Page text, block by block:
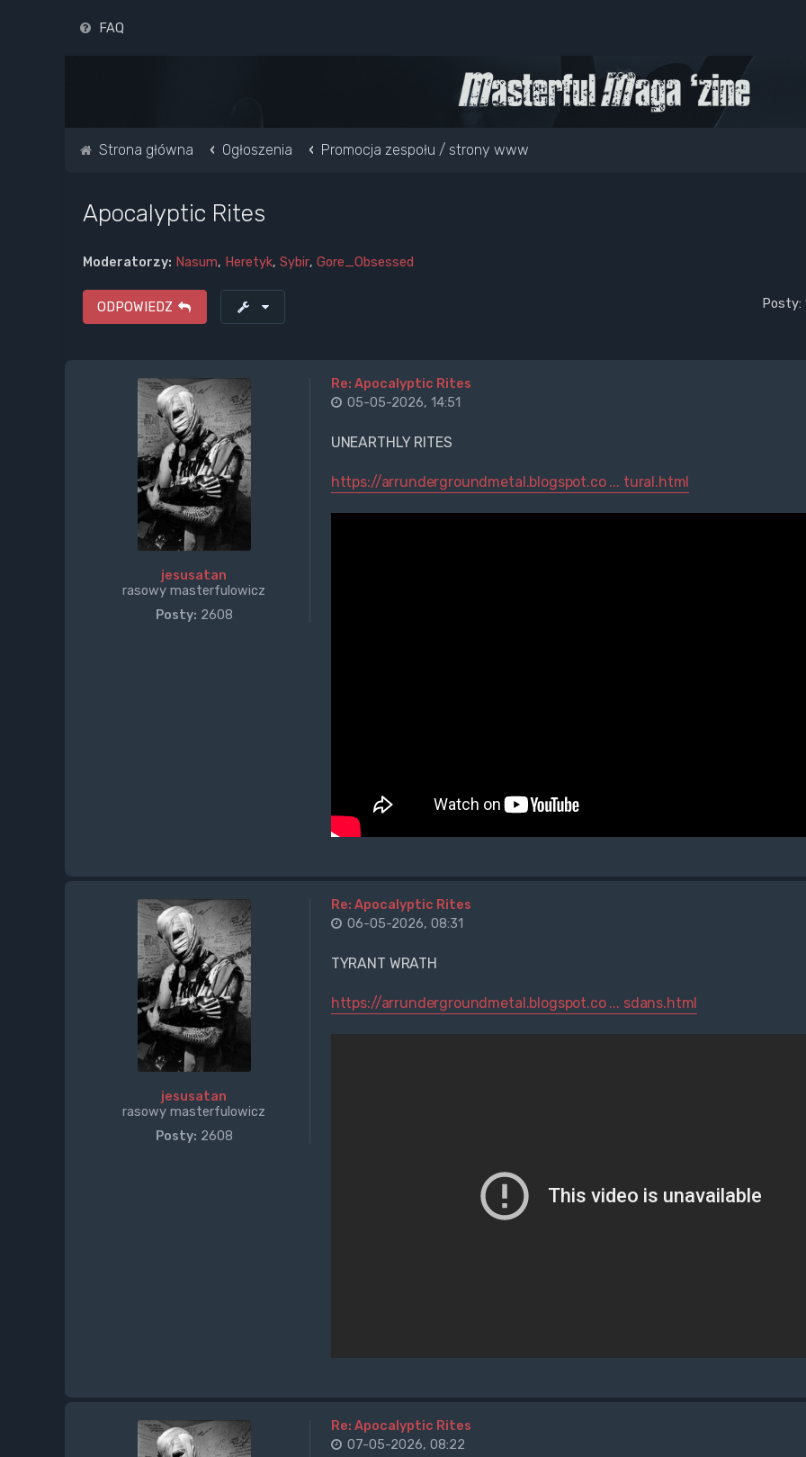
FAQ
Strona główna Ogłoszenia Promocja zespołu / strony www
Apocalyptic Rites
Moderatorzy: Nasum, Heretyk, Sybir, Gore_Obsessed
ODPOWIEDZ Posty:
jesusatan
rasowy masterfulowicz
Posty: 2608
Re: Apocalyptic Rites
05-05-2026, 14:51
UNEARTHLY RITES
https://arrundergroundmetal.blogspot.co ... tural.html
jesusatan
rasowy masterfulowicz
Posty: 2608
Re: Apocalyptic Rites
06-05-2026, 08:31
TYRANT WRATH
https://arrundergroundmetal.blogspot.co ... sdans.html
Re: Apocalyptic Rites
07-05-2026, 08:22